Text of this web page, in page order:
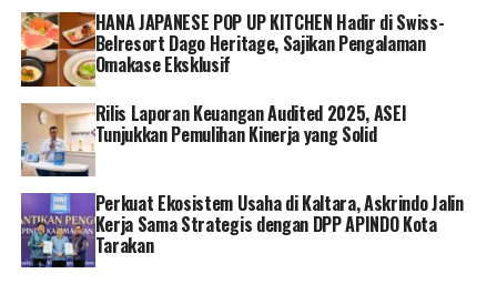
biomassa, PLN juga telah merintis pembangunan rantai
pasok melalui program pendampingan, pilot project
pengembangan skala kecil sampai dengan komersialisasi
biomassa yang melibatkan berbagai elemen masyarakat.
“Co-firing bukanlah upaya untuk mengurangi emisi saja,
namun kami sadar ada unsur ekonomi sirkular yang bisa
membentuk ekosistem energi kerakyatan melalui
pemberdayaan masyarakat,” jelas Darmawan.
General Manager PLN Unit Induk Wilayah NTB,
HANA JAPANESE POP UP KITCHEN Hadir di Swiss-
Belresort Dago Heritage, Sajikan Pengalaman
Omakase Eksklusif
Rilis Laporan Keuangan Audited 2025, ASEI
Tunjukkan Pemulihan Kinerja yang Solid
Perkuat Ekosistem Usaha di Kaltara, Askrindo Jalin
Kerja Sama Strategis dengan DPP APINDO Kota
Tarakan